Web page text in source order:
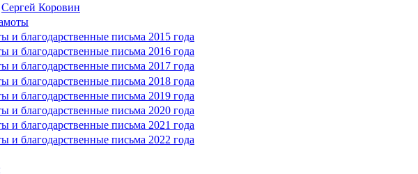
Сергей Коровин
и благодарственные письма 2015 года
и благодарственные письма 2016 года
и благодарственные письма 2017 года
и благодарственные письма 2018 года
и благодарственные письма 2019 года
и благодарственные письма 2020 года
и благодарственные письма 2021 года
и благодарственные письма 2022 года